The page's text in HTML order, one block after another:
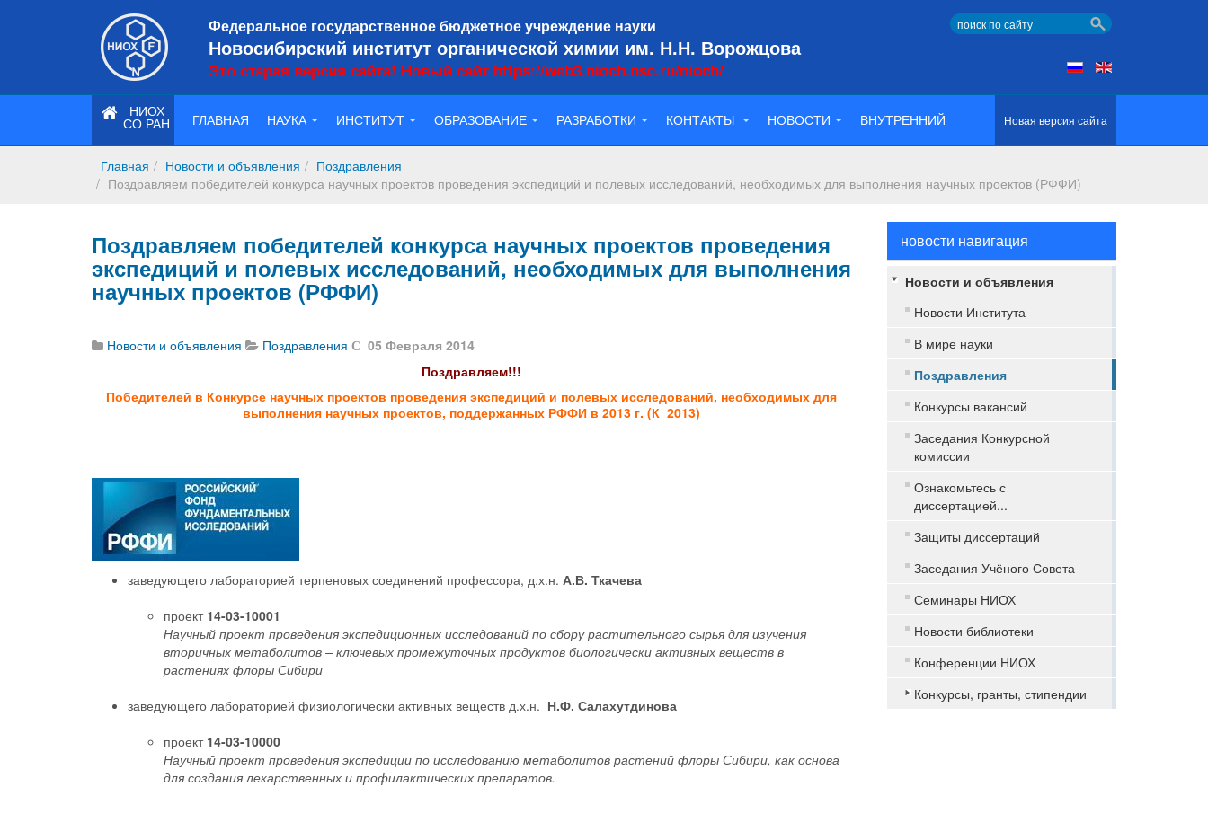
Федеральное государственное бюджетное учреждение науки
Новосибирский институт органической химии им. Н.Н. Ворожцова
Это старая версия сайта! Новый сайт https://web3.nioch.nsc.ru/nioch/
НИОХ
СО РАН Новая версия сайта
ГЛАВНАЯ НАУКА ИНСТИТУТ ОБРАЗОВАНИЕ РАЗРАБОТКИ КОНТАКТЫ НОВОСТИ ВНУТРЕННИЙ
Главная Новости и объявления
Поздравления
Поздравляем победителей конкурса научных проектов проведения экспедиций и полевых исследований, необходимых для выполнения научных проектов (РФФИ)
Поздравляем победителей конкурса научных проектов проведения
экспедиций и полевых исследований, необходимых для выполнения
научных проектов (РФФИ)
Новости и объявления Поздравления
05 Февраля 2014
Поздравляем!!!
Победителей в Конкурсе научных проектов проведения экспедиций и полевых исследований, необходимых для
выполнения научных проектов, поддержанных РФФИ в 2013 г. (К_2013)
заведующего лабораторией терпеновых соединений профессора, д.х.н. А.В. Ткачева
проект 14-03-10001
Научный проект проведения экспедиционных исследований по сбору растительного сырья для изучения
вторичных метаболитов – ключевых промежуточных продуктов биологически активных веществ в
растениях флоры Сибири
заведующего лабораторией физиологически активных веществ д.х.н. Н.Ф. Салахутдинова
проект 14-03-10000
Научный проект проведения экспедиции по исследованию метаболитов растений флоры Сибири, как основа
для создания лекарственных и профилактических препаратов.
новости навигация
Новости и объявления
Новости Института
В мире науки
Поздравления
Конкурсы вакансий
Заседания Конкурсной
комиссии
Ознакомьтесь с
диссертацией...
Защиты диссертаций
Заседания Учёного Совета
Семинары НИОХ
Новости библиотеки
Конференции НИОХ
Конкурсы, гранты, стипендии